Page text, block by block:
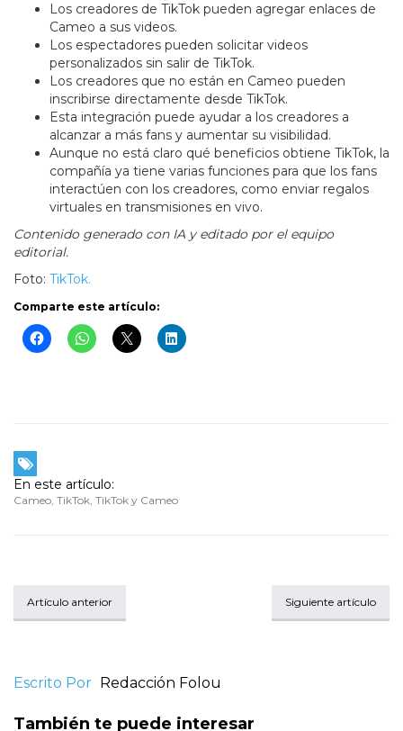
Los creadores de TikTok pueden agregar enlaces de
Cameo a sus videos.
Los espectadores pueden solicitar videos
personalizados sin salir de TikTok.
Los creadores que no están en Cameo pueden
inscribirse directamente desde TikTok.
Esta integración puede ayudar a los creadores a
alcanzar a más fans y aumentar su visibilidad.
Aunque no está claro qué beneficios obtiene TikTok, la
compañía ya tiene varias funciones para que los fans
interactúen con los creadores, como enviar regalos
virtuales en transmisiones en vivo.
Contenido generado con IA y editado por el equipo
editorial.
Foto: TikTok.
Comparte este artículo:
En este artículo:
Cameo, TikTok, TikTok y Cameo
Artículo anterior Siguiente artículo
Escrito Por Redacción Folou
También te puede interesar